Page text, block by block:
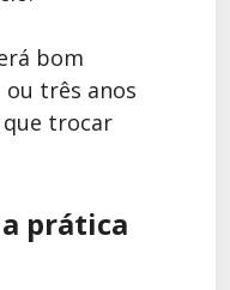
bom
ou três anos
trocar
prática